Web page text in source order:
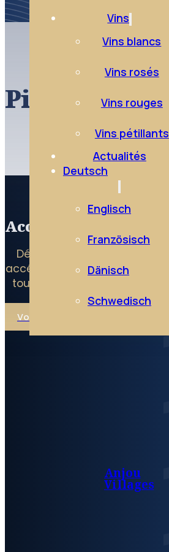
Vins
Vins blancs
Vins rosés
Vins rouges
Vins pétillants
Actualités
Deutsch
Englisch
Französisch
Dänisch
Schwedisch
Pinot noir
Accès rapide
Dégustez l’Essentiel
accédez directement à
tous nos vins d’Anjou
Voir tous les vins
Anjou
Villages